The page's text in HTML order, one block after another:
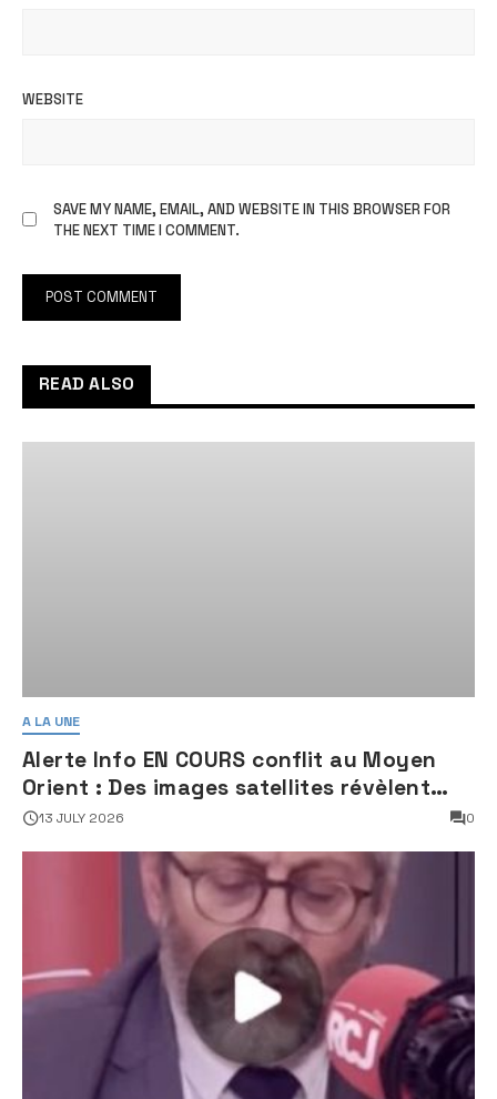
WEBSITE
SAVE MY NAME, EMAIL, AND WEBSITE IN THIS BROWSER FOR
THE NEXT TIME I COMMENT.
READ ALSO
A LA UNE
Alerte Info EN COURS conflit au Moyen
Orient : Des images satellites révèlent
une activité jugée « inquiétante » sur
13 JULY 2026 0